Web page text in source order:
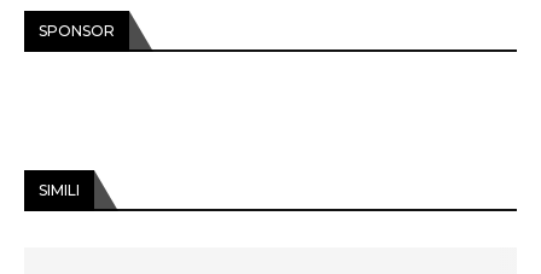
SPONSOR
SIMILI